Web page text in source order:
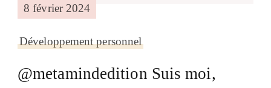
8 février 2024
Développement personnel
@metamindedition Suis moi,